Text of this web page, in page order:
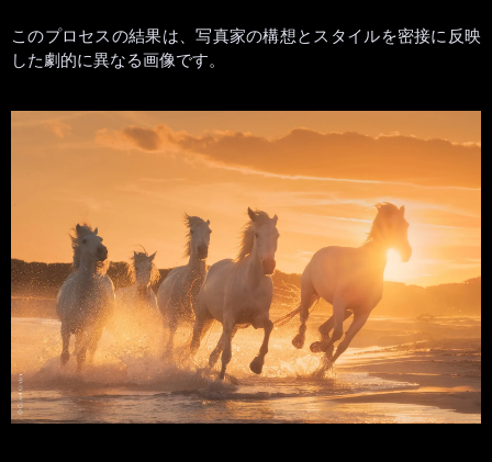
このプロセスの結果は、写真家の構想とスタイルを密接に反映
した劇的に異なる画像です。